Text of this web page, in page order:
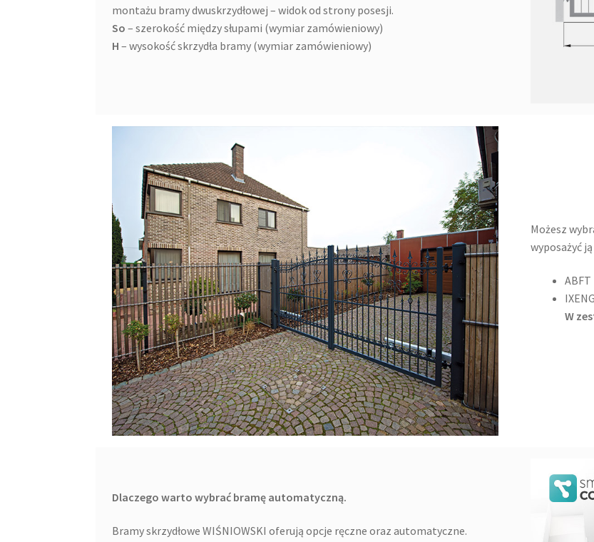
montażu bramy dwuskrzydłowej – widok od strony posesji.
So – szerokość między słupami (wymiar zamówieniowy)
H – wysokość skrzydła bramy (wymiar zamówieniowy)
Możesz
wyposażyć
W
Dlaczego warto wybrać bramę automatyczną.
Bramy skrzydłowe WIŚNIOWSKI oferują opcje ręczne oraz automatyczne.